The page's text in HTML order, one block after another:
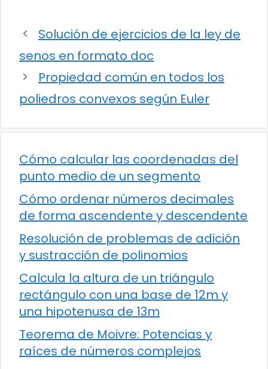
Solución de ejercicios de la ley de
senos en formato doc
Propiedad común en todos los
poliedros convexos según Euler
Cómo calcular las coordenadas del
punto medio de un segmento
Cómo ordenar números decimales
de forma ascendente y descendente
Resolución de problemas de adición
y sustracción de polinomios
Calcula la altura de un triángulo
rectángulo con una base de 12m y
una hipotenusa de 13m
Teorema de Moivre: Potencias y
raíces de números complejos